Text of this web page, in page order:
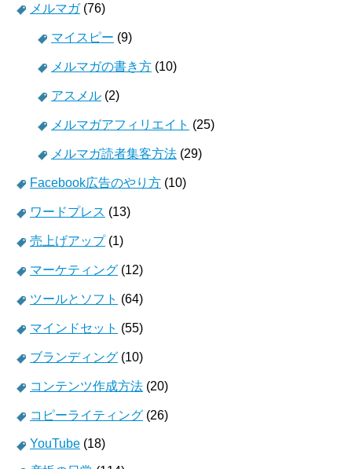
メルマガ(76)
マイスピー (9)
メルマガの書き方 (10)
アスメル (2)
メルマガアフィリエイト (25)
メルマガ読者集客方法 (29)
Facebook広告のやり方 (10)
ワードプレス (13)
売上げアップ(1)
マーケティング (12)
ツールとソフト (64)
マインドセット (55)
ブランディング (10)
コンテンツ作成方法 (20)
コピーライティング (26)
YouTube (18)